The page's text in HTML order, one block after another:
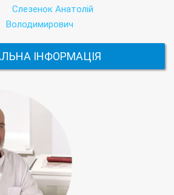
Слезенок Анатолій
Володимирович
ІНФОРМАЦІЯ